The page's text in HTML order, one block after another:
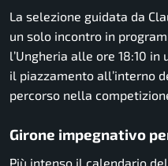
La selezione guidata da
un solo incontro in
l’Ungheria alle ore 18:10
il piazzamento all’interno
percorso nella
Girone impegnativo
Più intenso il calendario